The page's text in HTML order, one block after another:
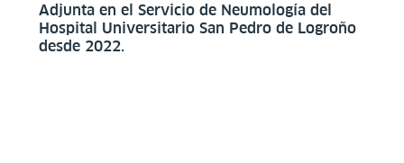
Adjunta en el Servicio de Neumología del
Hospital Universitario San Pedro de Logroño
desde 2022.